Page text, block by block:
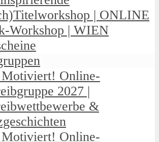
| ONLINE
Workshop | WIEN
Online-
2027 |
&
Online-